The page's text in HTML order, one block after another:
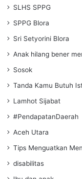
SLHS SPPG
SPPG Blora
Sri Setyorini Blora
Anak hilang bener
Sosok
Tanda Kamu Butuh
Lamhot Sijabat
#PendapatanDaerah
Aceh Utara
Tips Menguatkan
disabilitas